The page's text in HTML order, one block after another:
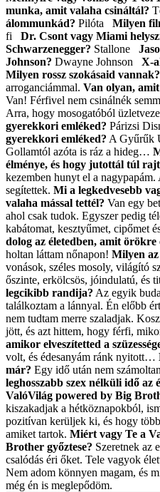
munka, amit valaha csináltál?
álommunkád? Pilóta Milyen
fi Dr. Csont vagy Miami
Schwarzenegger? Stallone
Johnson? Dwayne Johnson X-
Milyen rossz szokásaid vannak?
arroganciámmal. Van olyan,
Van! Férfivel nem csinálnék
Arra, hogy mosogatóból
gyerekkori emléked? Párizsi
gyerekkori emléked? A Gyűrűk
Gollamtól azóta is ráz a hideg…
élménye, és hogy jutottál túl
kezemben hunyt el a nagypapám.
segítettek. Mi a legkedvesebb
valaha mással tettél? Van egy
ahol csak tudok. Egyszer pedig
kabátomat, kesztyűmet, cipőmet
dolog az életedben, amit örökre
holtan láttam nőnapon! Milyen
vonások, széles mosoly, világító
őszinte, erkölcsös, jóindulatú, és
legcikibb randija? Az egyik
találkoztam a lánnyal. Én előbb
nem tudtam merre szaladjak.
jött, és azt hittem, hogy férfi,
amikor elveszítetted a
volt, és édesanyám ránk nyitott…
már? Egy idő után nem
leghosszabb szex nélküli idő az
ValóVilág powered by Big
kiszakadjak a hétköznapokból,
pozitívan kerüljek ki, és hogy
amiket tartok. Miért vagy Te a
Brother győztese? Szeretnek az
csalódás éri őket. Tele vagyok
Nem adom könnyen magam, és
még én is meglepődöm.